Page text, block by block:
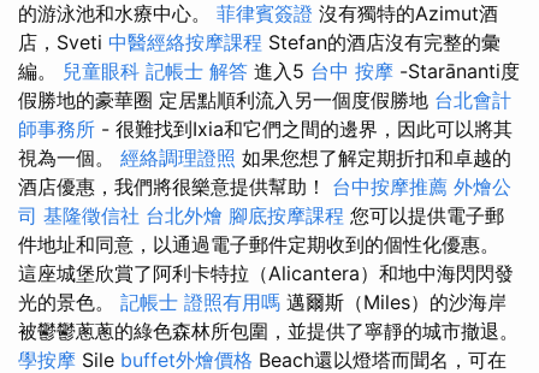
的游泳池和水療中心。 菲律賓簽證 沒有獨特的Azimut酒
店，Sveti 中醫經絡按摩課程 Stefan的酒店沒有完整的彙
編。 兒童眼科 記帳士 解答 進入5 台中 按摩 -Starānanti度
假勝地的豪華圈 定居點順利流入另一個度假勝地 台北會計
師事務所 - 很難找到Ixia和它們之間的邊界，因此可以將其
視為一個。 經絡調理證照 如果您想了解定期折扣和卓越的
酒店優惠，我們將很樂意提供幫助！ 台中按摩推薦 外燴公
司 基隆徵信社 台北外燴 腳底按摩課程 您可以提供電子郵
件地址和同意，以通過電子郵件定期收到的個性化優惠。
這座城堡欣賞了阿利卡特拉（Alicantera）和地中海閃閃發
光的景色。 記帳士 證照有用嗎 邁爾斯（Miles）的沙海岸
被鬱鬱蔥蔥的綠色森林所包圍，並提供了寧靜的城市撤退。
學按摩 Sile buffet外燴價格 Beach還以燈塔而聞名，可在